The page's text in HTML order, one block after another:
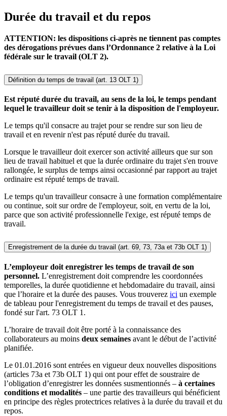
Durée du travail et du repos
ATTENTION: les dispositions ci-après ne tiennent pas comptes
des dérogations prévues dans l’Ordonnance 2 relative à la Loi
fédérale sur le travail (OLT 2).
Définition du temps de travail (art. 13 OLT 1)
Est réputé durée du travail, au sens de la loi, le temps pendant
lequel le travailleur doit se tenir à la disposition de l'employeur.
Le temps qu'il consacre au trajet pour se rendre sur son lieu de
travail et en revenir n'est pas réputé durée du travail.
Lorsque le travailleur doit exercer son activité ailleurs que sur son
lieu de travail habituel et que la durée ordinaire du trajet s'en trouve
rallongée, le surplus de temps ainsi occasionné par rapport au trajet
ordinaire est réputé temps de travail.
Le temps qu'un travailleur consacre à une formation complémentaire
ou continue, soit sur ordre de l'employeur, soit, en vertu de la loi,
parce que son activité professionnelle l'exige, est réputé temps de
travail.
Enregistrement de la durée du travail (art. 69, 73, 73a et 73b OLT 1)
L’employeur doit enregistrer les temps de travail de son
personnel. L’enregistrement doit comprendre les coordonnées
temporelles, la durée quotidienne et hebdomadaire du travail, ainsi
que l’horaire et la durée des pauses. Vous trouverez ici un exemple
de tableau pour l'enregistrement du temps de travail et des pauses,
fondé sur l'art. 73 OLT 1.
L’horaire de travail doit être porté à la connaissance des
collaborateurs au moins deux semaines avant le début de l’activité
planifiée.
Le 01.01.2016 sont entrées en vigueur deux nouvelles dispositions
(articles 73a et 73b OLT 1) qui ont pour effet de soustraire de
l’obligation d’enregistrer les données susmentionnés – à certaines
conditions et modalités – une partie des travailleurs qui bénéficient
en principe des règles protectrices relatives à la durée du travail et du
repos.